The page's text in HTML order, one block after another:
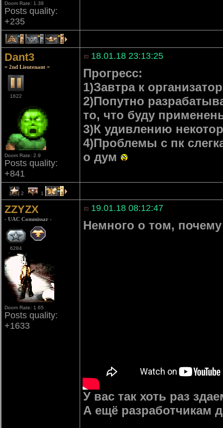
Doom Rate: 1.38
Posts quality:
+235
2 2 1
Dant3
= 2nd Lieutenant =
1622
Doom Rate: 2.9
Posts quality:
+841
18.01.18 23:13:25
Прогресс:
1)Завтра к
2)Попутно
то, что буду
3)К удивлению
4)Проблемы с пк
о дум
2 1 1
ZZYZX
- UAC Commissar -
6284
Doom Rate: 1.65
Posts quality:
+1633
19.01.18 08:12:47
Немного о том,
У вас так хоть раз
А ещё разработчикам